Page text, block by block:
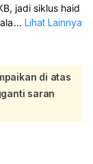
jadi siklus haid
sebulan juga
sekali, atau
kandungan:
5 Agustus, lalu 7
dan lemas, ini
hormon
tubuh
siklus
... Lihat Lainnya
di atas
saran